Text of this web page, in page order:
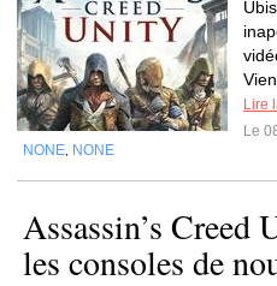
Lire
Le
NONE NONE
Assassin’s Creed
les consoles de